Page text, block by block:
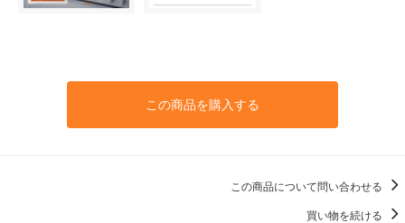
この商品を購入する
この商品について問い合わせる
買い物を続ける